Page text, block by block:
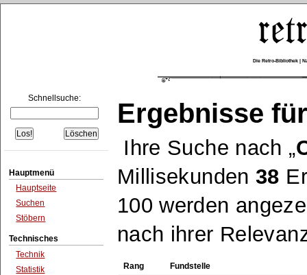
Die Retro-Bibliothek |
Schnellsuche:
Hauptmenü
Hauptseite
Suchen
Stöbern
Technisches
Technik
Statistik
Ergebnisse
Ihre Suche nach
Millisekunden38
100 werden
nach ihrer
Rang Fundstelle